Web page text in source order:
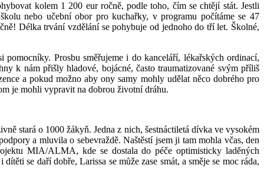
kolem 1 200 eur ročně, podle toho, čím se chtějí stát. Jestli
nebo učební obor pro kuchařky, v programu počítáme se 47
Délka trvání vzdělání se pohybuje od jednoho do tří let. Školné,
Prosbu směřujeme i do kanceláří, lékařských ordinací,
k nám přišly hladové, bojácné, často traumatizované svým příliš
a pokud možno aby ony samy mohly udělat něco dobrého pro
je mohli vypravit na dobrou životní dráhu.
stará o 1000 žákyň. Jedna z nich, šestnáctiletá dívka ve vysokém
a mluvila o sebevraždě. Naštěstí jsem ji tam mohla včas, den
MIA/ALMA, kde se dostala do péče optimisticky laděných
se daří dobře, Larissa se může zase smát, a směje se moc ráda,